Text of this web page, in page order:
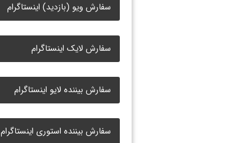
سفارش ویو (بازدید) اینستاگرام
سفارش لایک اینستاگرام
سفارش بیننده لایو اینستاگرام
سفارش بیننده استوری اینستاگرام